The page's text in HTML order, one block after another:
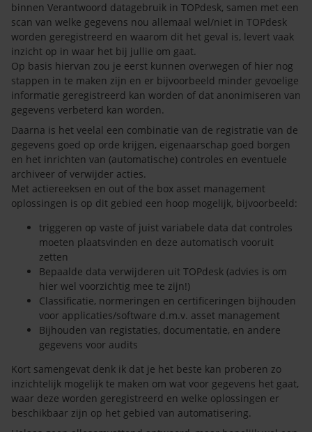
binnen Verantwoord datagebruik in TOPdesk, samen met een
scan van welke gegevens nou allemaal wel/niet in TOPdesk
worden geregistreerd en waarom dit het geval is, levert vaak
inzicht op in waar het bij jullie om gaat.
Op basis hiervan zou je eerst kunnen overwegen of hier nog
stappen in te maken zijn en er bijvoorbeeld minder gevoelige
informatie geregistreerd kan worden of dat anonimiseren van
gegevens verbeterd kan worden.
Daarna is het veelal een combinatie van de registratie van de
gegevens goed op orde krijgen, eigenaarschap goed borgen
en het inrichten van (automatische) controles en eventuele
archiveer of verwijder acties.
Met actiereeksen en out of the box asset management
oplossingen is op dit gebied een hoop mogelijk, bijvoorbeeld:
triggeren op vaste of juist variabele data dat controles
moeten plaatsvinden en deze automatisch vooruit
zetten
Bepaalde data verwijderen uit TOPdesk (advies is om
hier wel voorzichtig mee te zijn!)
Classificatie, normeringen en certificeringen bijhouden
voor applicaties/software d.m.v. asset management
Bijhouden van registaties, documentatie, en andere
gegevens voor audits
Kort samengevat denk ik dat je het beste kan proberen zo
inzichtelijk mogelijk te maken om wat voor gegevens het gaat,
waar deze worden geregistreerd en welke oplossingen er
beschikbaar zijn op het gebied van automatisering.